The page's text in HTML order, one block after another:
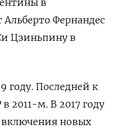
Альберто Фернандес
Цзиньпину в
году. Последней к
2011-м. В 2017 году
включения новых